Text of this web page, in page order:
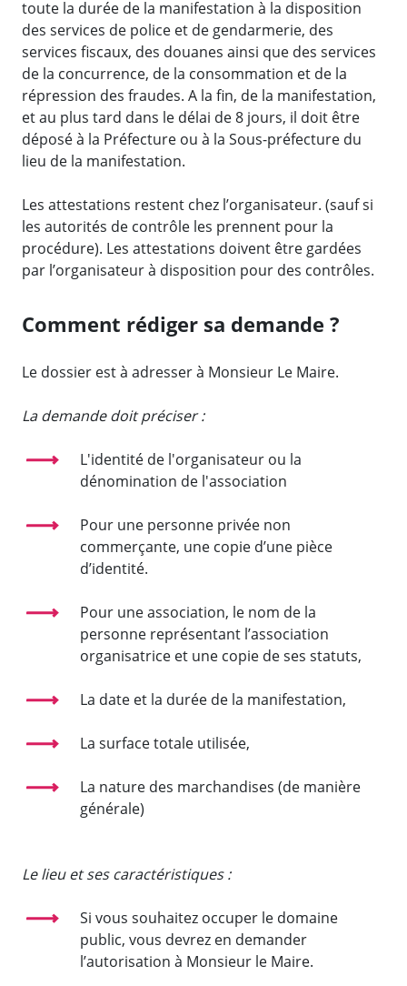
toute la durée de la manifestation à la disposition
des services de police et de gendarmerie, des
services fiscaux, des douanes ainsi que des services
de la concurrence, de la consommation et de la
répression des fraudes. A la fin, de la manifestation,
et au plus tard dans le délai de 8 jours, il doit être
déposé à la Préfecture ou à la Sous-préfecture du
lieu de la manifestation.
Les attestations restent chez l’organisateur. (sauf si
les autorités de contrôle les prennent pour la
procédure). Les attestations doivent être gardées
par l’organisateur à disposition pour des contrôles.
Comment rédiger sa demande ?
Le dossier est à adresser à Monsieur Le Maire.
La demande doit préciser :
L'identité de l'organisateur ou la
dénomination de l'association
Pour une personne privée non
commerçante, une copie d’une pièce
d’identité.
Pour une association, le nom de la
personne représentant l’association
organisatrice et une copie de ses statuts,
La date et la durée de la manifestation,
La surface totale utilisée,
La nature des marchandises (de manière
générale)
Le lieu et ses caractéristiques :
Si vous souhaitez occuper le domaine
public, vous devrez en demander
l’autorisation à Monsieur le Maire.